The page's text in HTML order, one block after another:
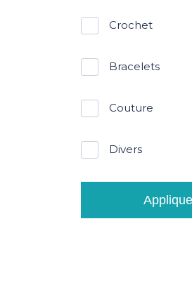
crochet
bracelets
couture
divers